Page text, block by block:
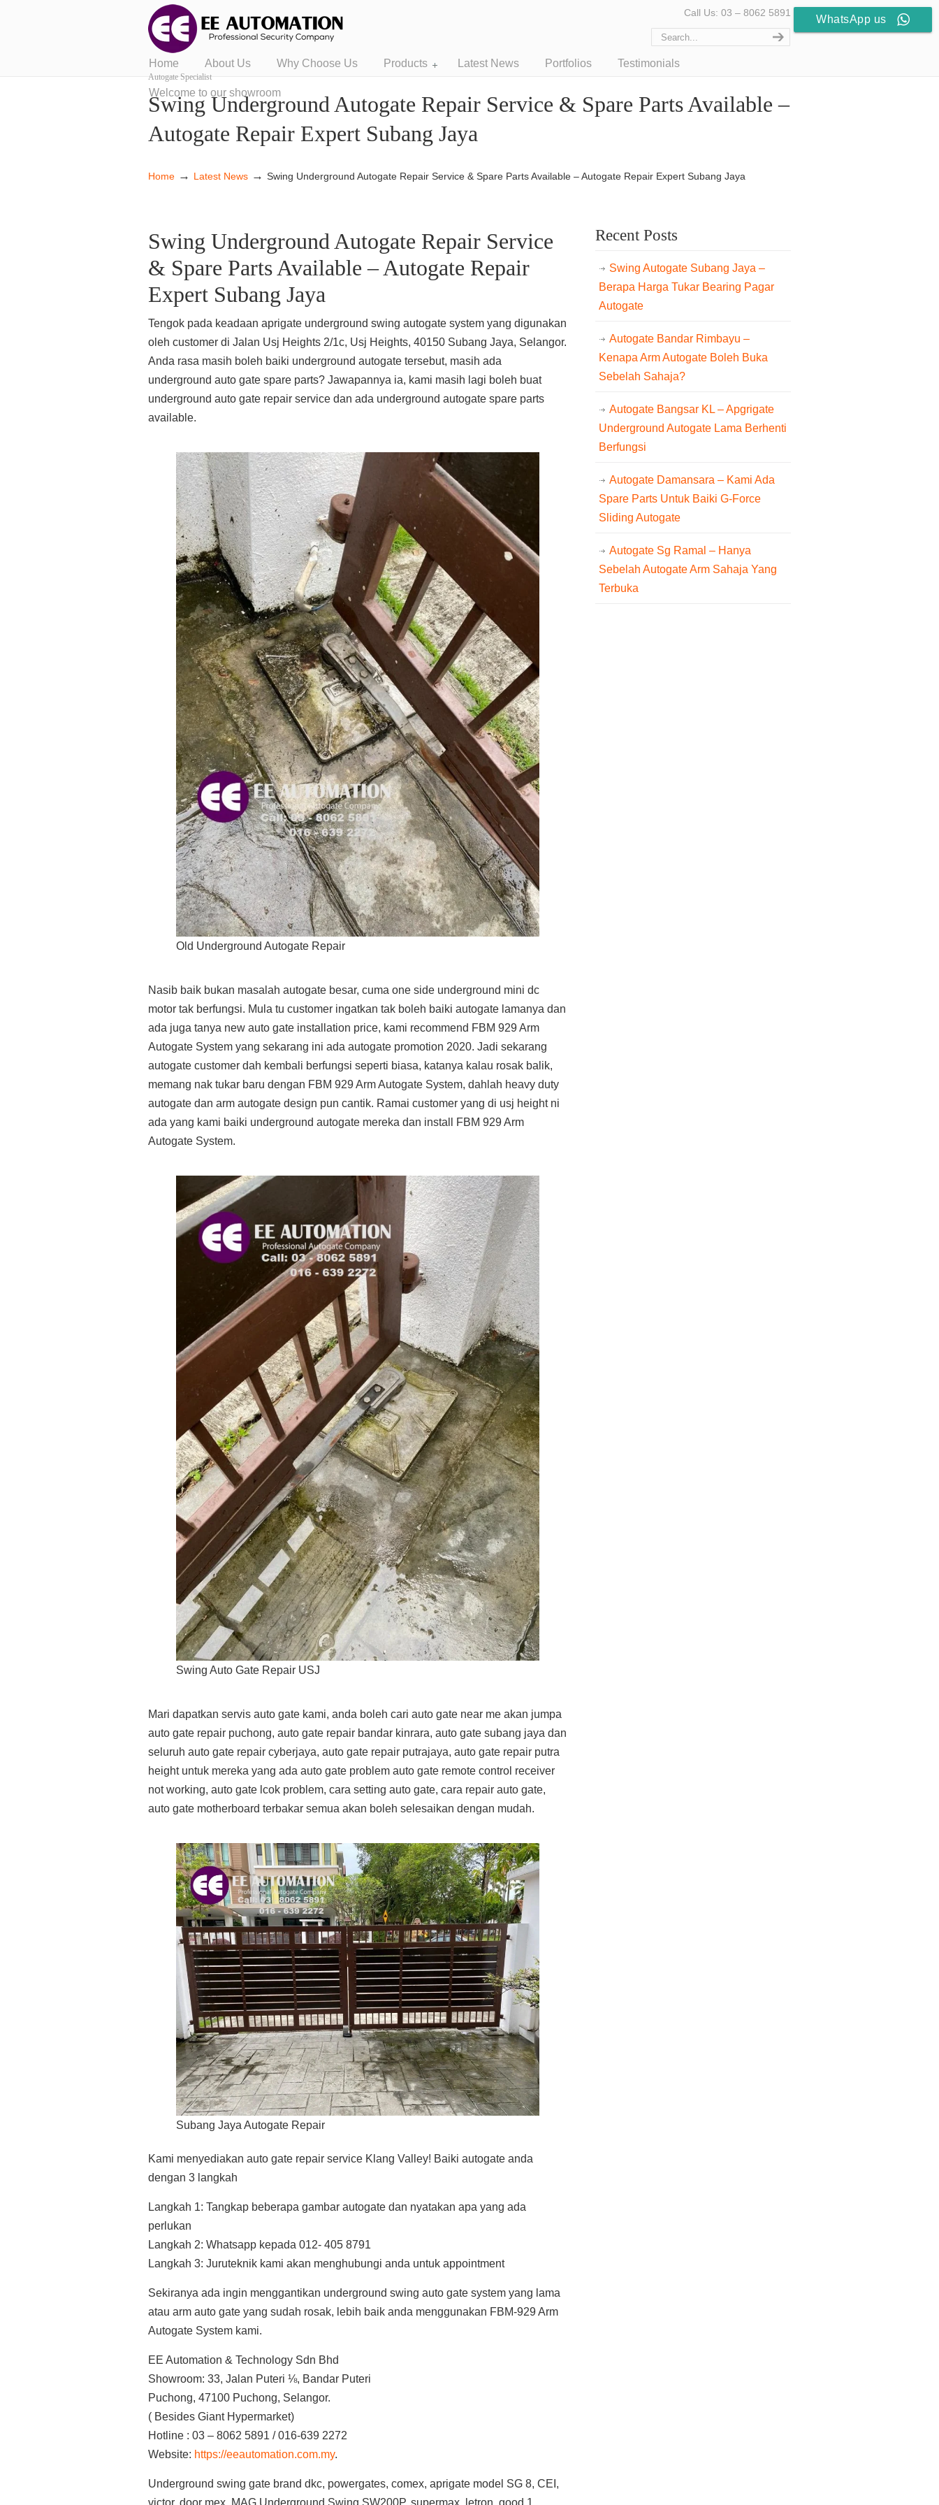
Autogate Specialist
Call Us: 03 – 8062 5891
Home About Us Why Choose Us Products Latest News Portfolios Testimonials
Welcome to our showroom
Swing Underground Autogate Repair Service & Spare Parts Available –
Autogate Repair Expert Subang Jaya
Home → Latest News → Swing Underground Autogate Repair Service & Spare Parts Available – Autogate Repair Expert Subang Jaya
Swing Underground Autogate Repair Service
& Spare Parts Available – Autogate Repair
Expert Subang Jaya
Tengok pada keadaan aprigate underground swing autogate system yang digunakan
oleh customer di Jalan Usj Heights 2/1c, Usj Heights, 40150 Subang Jaya, Selangor.
Anda rasa masih boleh baiki underground autogate tersebut, masih ada
underground auto gate spare parts? Jawapannya ia, kami masih lagi boleh buat
underground auto gate repair service dan ada underground autogate spare parts
available.
Old Underground Autogate Repair
Nasib baik bukan masalah autogate besar, cuma one side underground mini dc
motor tak berfungsi. Mula tu customer ingatkan tak boleh baiki autogate lamanya dan
ada juga tanya new auto gate installation price, kami recommend FBM 929 Arm
Autogate System yang sekarang ini ada autogate promotion 2020. Jadi sekarang
autogate customer dah kembali berfungsi seperti biasa, katanya kalau rosak balik,
memang nak tukar baru dengan FBM 929 Arm Autogate System, dahlah heavy duty
autogate dan arm autogate design pun cantik. Ramai customer yang di usj height ni
ada yang kami baiki underground autogate mereka dan install FBM 929 Arm
Autogate System.
Swing Auto Gate Repair USJ
Mari dapatkan servis auto gate kami, anda boleh cari auto gate near me akan jumpa
auto gate repair puchong, auto gate repair bandar kinrara, auto gate subang jaya dan
seluruh auto gate repair cyberjaya, auto gate repair putrajaya, auto gate repair putra
height untuk mereka yang ada auto gate problem auto gate remote control receiver
not working, auto gate lcok problem, cara setting auto gate, cara repair auto gate,
auto gate motherboard terbakar semua akan boleh selesaikan dengan mudah.
Subang Jaya Autogate Repair
Kami menyediakan auto gate repair service Klang Valley! Baiki autogate anda
dengan 3 langkah
Langkah 1: Tangkap beberapa gambar autogate dan nyatakan apa yang ada
perlukan
Langkah 2: Whatsapp kepada 012- 405 8791
Langkah 3: Juruteknik kami akan menghubungi anda untuk appointment
Sekiranya ada ingin menggantikan underground swing auto gate system yang lama
atau arm auto gate yang sudah rosak, lebih baik anda menggunakan FBM-929 Arm
Autogate System kami.
EE Automation & Technology Sdn Bhd
Showroom: 33, Jalan Puteri ⅛, Bandar Puteri
Puchong, 47100 Puchong, Selangor.
( Besides Giant Hypermarket)
Hotline : 03 – 8062 5891 / 016-639 2272
Website: https://eeautomation.com.my.
Underground swing gate brand dkc, powergates, comex, aprigate model SG 8, CEI,
victor, door mex, MAG Underground Swing SW200P, supermax, letron, good 1,
Recent Posts
Swing Autogate Subang Jaya –
Berapa Harga Tukar Bearing Pagar
Autogate
Autogate Bandar Rimbayu –
Kenapa Arm Autogate Boleh Buka
Sebelah Sahaja?
Autogate Bangsar KL – Apgrigate
Underground Autogate Lama Berhenti
Berfungsi
Autogate Damansara – Kami Ada
Spare Parts Untuk Baiki G-Force
Sliding Autogate
Autogate Sg Ramal – Hanya
Sebelah Autogate Arm Sahaja Yang
Terbuka
WhatsApp us